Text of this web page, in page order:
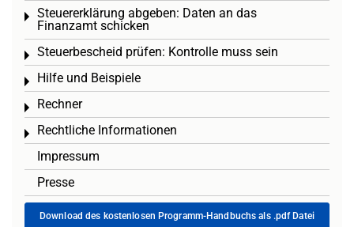
Steuererklärung abgeben: Daten an das
Finanzamt schicken
Toggle menu
Steuerbescheid prüfen: Kontrolle muss sein
Toggle menu
Hilfe und Beispiele
Toggle menu
Rechner
Toggle menu
Rechtliche Informationen
Toggle menu
Impressum
Presse
Download des kostenlosen Programm-Handbuchs als .pdf Datei